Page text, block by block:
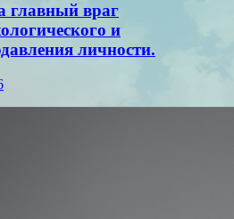
главный враг
и
личности.